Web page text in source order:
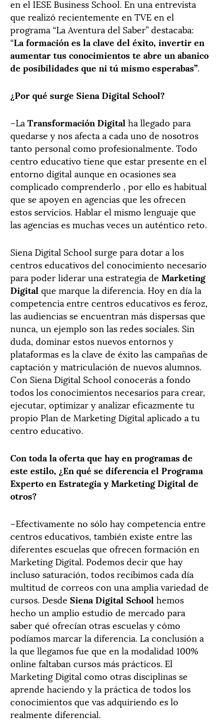
en el IESE Business School. En una entrevista
que realizó recientemente en TVE en el
programa “La Aventura del Saber” destacaba:
“La formación es la clave del éxito, invertir en
aumentar tus conocimientos te abre un abanico
de posibilidades que ni tú mismo esperabas”.
¿Por qué surge Siena Digital School?
–La Transformación Digital ha llegado para
quedarse y nos afecta a cada uno de nosotros
tanto personal como profesionalmente. Todo
centro educativo tiene que estar presente en el
entorno digital aunque en ocasiones sea
complicado comprenderlo , por ello es habitual
que se apoyen en agencias que les ofrecen
estos servicios. Hablar el mismo lenguaje que
las agencias es muchas veces un auténtico reto.
Siena Digital School surge para dotar a los
centros educativos del conocimiento necesario
para poder liderar una estrategia de Marketing
Digital que marque la diferencia. Hoy en día la
competencia entre centros educativos es feroz,
las audiencias se encuentran más dispersas que
nunca, un ejemplo son las redes sociales. Sin
duda, dominar estos nuevos entornos y
plataformas es la clave de éxito las campañas de
captación y matriculación de nuevos alumnos.
Con Siena Digital School conocerás a fondo
todos los conocimientos necesarios para crear,
ejecutar, optimizar y analizar eficazmente tu
propio Plan de Marketing Digital aplicado a tu
centro educativo.
Con toda la oferta que hay en programas de
este estilo, ¿En qué se diferencia el Programa
Experto en Estrategia y Marketing Digital de
otros?
–Efectivamente no sólo hay competencia entre
centros educativos, también existe entre las
diferentes escuelas que ofrecen formación en
Marketing Digital. Podemos decir que hay
incluso saturación, todos recibimos cada día
multitud de correos con una amplia variedad de
cursos. Desde Siena Digital School hemos
hecho un amplio estudio de mercado para
saber qué ofrecían otras escuelas y cómo
podíamos marcar la diferencia. La conclusión a
la que llegamos fue que en la modalidad 100%
online faltaban cursos más prácticos. El
Marketing Digital como otras disciplinas se
aprende haciendo y la práctica de todos los
conocimientos que vas adquiriendo es lo
realmente diferencial.